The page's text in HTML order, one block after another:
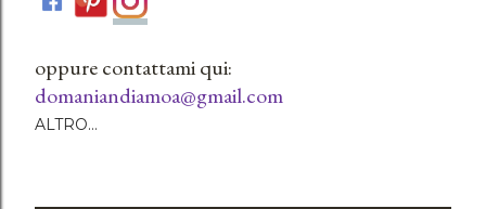
oppure contattami qui:
domaniandiamoa@gmail.com
ALTRO…